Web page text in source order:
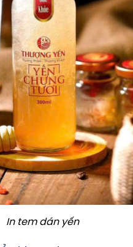
In tem dán yến